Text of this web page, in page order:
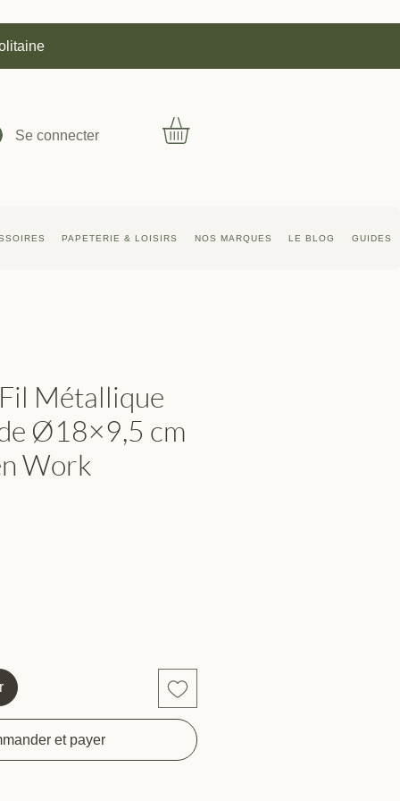
Se connecter
PAPETERIE & LOISIRS NOS MARQUES LE BLOG GUIDES
Métallique
Ø18×9,5 cm
Work
et payer